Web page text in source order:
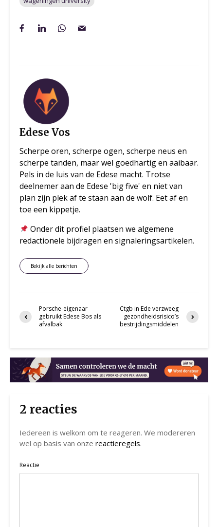
Edese Vos
Scherpe oren, scherpe ogen, scherpe neus en
scherpe tanden, maar wel goedhartig en aaibaar.
Pels in de luis van de Edese macht. Trotse
deelnemer aan de Edese 'big five' en niet van
plan zijn plek af te staan aan de wolf. Eet af en
toe een kippetje.
Onder dit profiel plaatsen we algemene
redactionele bijdragen en signaleringsartikelen.
Bekijk alle berichten
Porsche-eigenaar
gebruikt Edese Bos als
afvalbak
Ctgb in Ede verzweeg
gezondheidsrisico’s
bestrijdingsmiddelen
2 reacties
Iedereen is welkom om te reageren. We modereren
wel op basis van onze reactieregels.
Reactie